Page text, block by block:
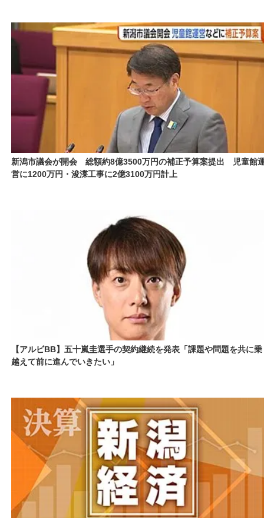
新潟市議会が開会 総額約8億3500万円の補正予算案提出 児童館
営に1200万円・浚渫工事に2億3100万円計上
【アルビBB】五十嵐圭選手の契約継続を発表「課題や問題を共に
越えて前に進んでいきたい」